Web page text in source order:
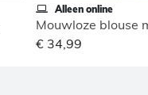
Alleen online
Mouwloze blouse
€ 34,99